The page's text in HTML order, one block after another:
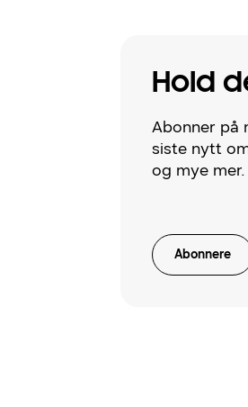
Hold
Abonner på
siste nytt
og mye mer.
Abonnere